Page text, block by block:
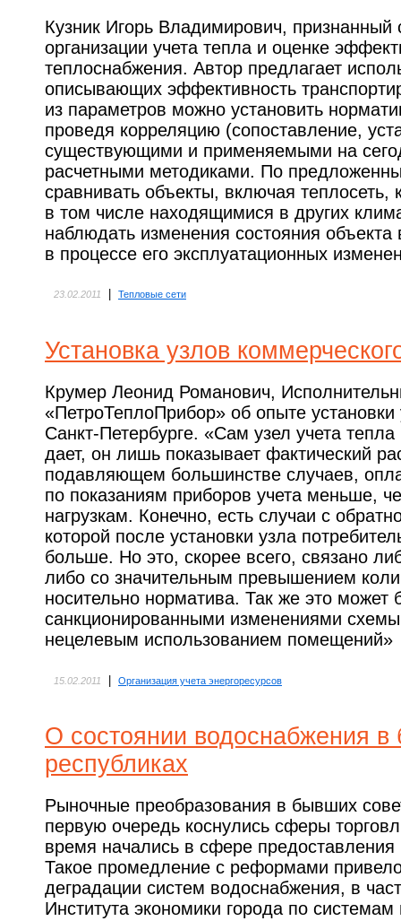
Кузник Игорь Владимирович, признанный
организации учета тепла и оценке
теплоснабжения. Автор предлагает
описывающих эффективность
из параметров можно установить
проведя корреляцию (сопоставление,
существующими и применяемыми на
расчетными методиками. По
сравнивать объекты, включая теплосеть,
в том числе находящимися в других
наблюдать изменения состояния
в процессе его эксплуатационных
23.02.2011 Тепловые сети
Установка узлов
Крумер Леонид Романович,
«ПетроТеплоПрибор» об опыте установки
Санкт-Петербурге. «Сам узел учета
дает, он лишь показы­вает фактический
подавляющем боль­шинстве случаев,
по показаниям приборов учета меньше,
нагруз­кам. Конечно, есть случаи с
которой после установки узла
больше. Но это, скорее всего, связано
либо со значительным превышением
носительно норматива. Так же это может
санкционированными изменениями
нецелевым использованием помещений»
15.02.2011 | Организация учета энергоресурсов
О состоянии водоснабжения
республиках
Рыночные преобразования в бывших
первую очередь коснулись сферы
время начались в сфере предоставления
Такое промедление с реформами привело
деградации систем водоснабжения, в
Института экономики города по